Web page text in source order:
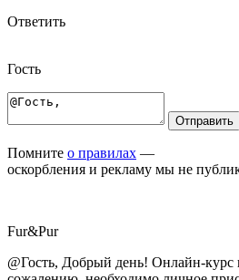
Ответить
Гость
Отправить
Помните о правилах —
оскорбления и рекламу мы не
Fur&Pur
@Гость, Добрый день! Онлайн-курс